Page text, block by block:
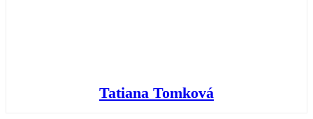
Tatiana Tomková